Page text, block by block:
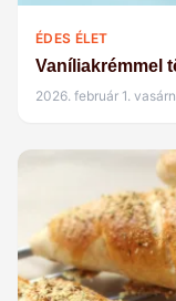
ÉDES ÉLET
Vaníliakrémmel
2026. február 1.